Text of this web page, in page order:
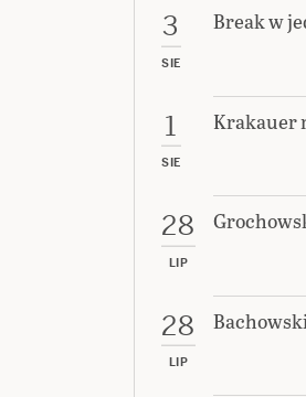
3
SIE
Break w
1
SIE
Krakauer
28
LIP
28
LIP